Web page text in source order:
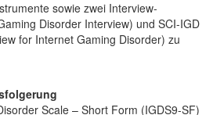
sowie zwei Interview-
Disorder Interview) und SCI-IGD
for Internet Gaming Disorder) zu
Scale – Short Form (IGDS9-SF)